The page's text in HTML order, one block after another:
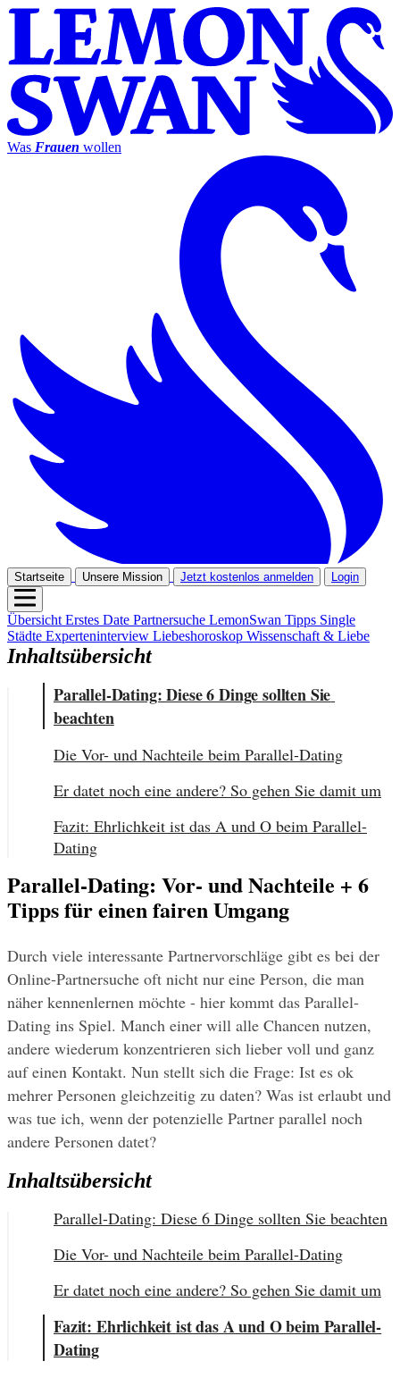
Was Frauen wollen
Startseite Unsere Mission Jetzt kostenlos anmelden Login
ÜbersichtErstes Date Partnersuche LemonSwan Tipps Single
Städte Experteninterview Liebeshoroskop Wissenschaft & Liebe
Inhaltsübersicht
Parallel-Dating: Diese 6 Dinge sollten Sie
beachten
Die Vor- und Nachteile beim Parallel-Dating
Er datet noch eine andere? So gehen Sie damit um
Fazit: Ehrlichkeit ist das A und O beim Parallel-
Dating
Parallel-Dating: Vor- und Nachteile + 6
Tipps für einen fairen Umgang
Durch viele interessante Partnervorschläge gibt es bei der
Online-Partnersuche oft nicht nur eine Person, die man
näher kennenlernen möchte - hier kommt das Parallel-
Dating ins Spiel. Manch einer will alle Chancen nutzen,
andere wiederum konzentrieren sich lieber voll und ganz
auf einen Kontakt. Nun stellt sich die Frage: Ist es ok
mehrer Personen gleichzeitig zu daten? Was ist erlaubt und
was tue ich, wenn der potenzielle Partner parallel noch
andere Personen datet?
Inhaltsübersicht
Parallel-Dating: Diese 6 Dinge sollten Sie beachten
Die Vor- und Nachteile beim Parallel-Dating
Er datet noch eine andere? So gehen Sie damit um
Fazit: Ehrlichkeit ist das A und O beim Parallel-
Dating